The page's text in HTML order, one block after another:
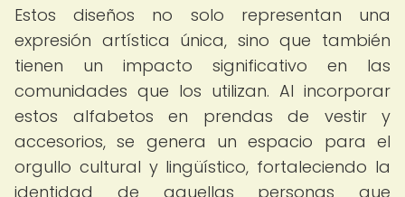
Estos diseños no solo representan una
expresión artística única, sino que también
tienen un impacto significativo en las
comunidades que los utilizan. Al incorporar
estos alfabetos en prendas de vestir y
accesorios, se genera un espacio para el
orgullo cultural y lingüístico, fortaleciendo la
identidad de aquellas personas que